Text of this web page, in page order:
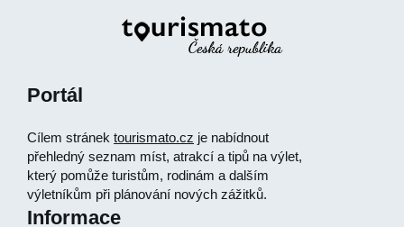
Portál
Cílem stránek tourismato.cz je nabídnout
přehledný seznam míst, atrakcí a tipů na výlet,
který pomůže turistům, rodinám a dalším
výletníkům při plánování nových zážitků.
Informace